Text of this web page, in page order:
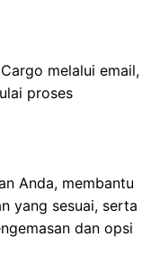
melalui email,
proses
Anda, membantu
yang sesuai, serta
dan opsi